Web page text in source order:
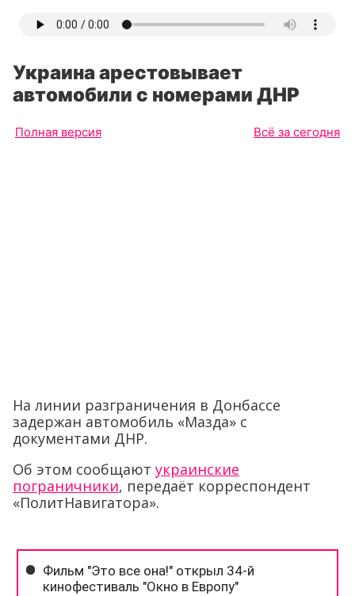
Украина арестовывает
автомобили с номерами ДНР
Полная версия Всё за сегодня
На линии разграничения в Донбассе
задержан автомобиль «Мазда» с
документами ДНР.
Об этом сообщают украинские
пограничники, передаёт корреспондент
«ПолитНавигатора».